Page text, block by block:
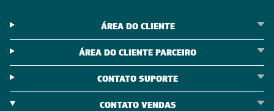
ÁREA DO CLIENTE
ÁREA DO CLIENTE PARCEIRO
CONTATO SUPORTE
CONTATO VENDAS